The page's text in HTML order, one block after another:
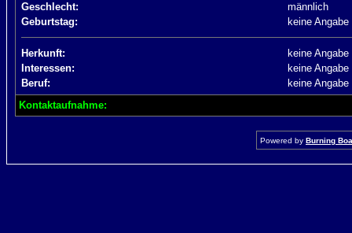
Geschlecht:
männlich
Geburtstag:
keine Angabe
Herkunft:
keine Angabe
Interessen:
keine Angabe
Beruf:
keine Angabe
Kontaktaufnahme:
Powered by Burning